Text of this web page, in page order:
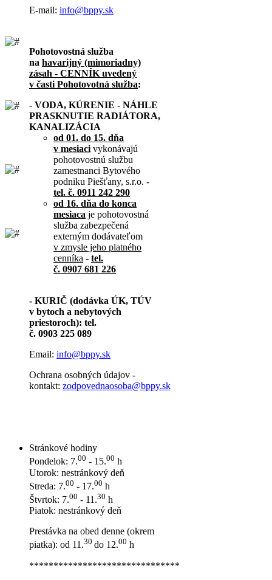
E-mail: info@bppy.sk
Pohotovostná služba
na havarijný (mimoriadny)
zásah - CENNÍK uvedený
v časti Pohotovotná služba:
- VODA, KÚRENIE - NÁHLE
PRASKNUTIE RADIÁTORA,
KANALIZÁCIA
od 01. do 15. dňa
v mesiaci vykonávajú
pohotovostnú službu
zamestnanci Bytového
podniku Piešťany, s.r.o. -
tel. č. 0911 242 290
od 16. dňa do konca
mesiaca je pohotovostná
služba zabezpečená
externým dodávateľom
v zmysle jeho platného
cenníka - tel.
č. 0907 681 226
- KURIČ (dodávka ÚK, TÚV
v bytoch a nebytových
priestoroch): tel.
č. 0903 225 089
Email: info@bppy.sk
Ochrana osobných údajov -
kontakt: zodpovednaosoba@bppy.sk
Stránkové hodiny
Pondelok: 7.00 - 15.00 h
Utorok: nestránkový deň
Streda: 7.00 - 17.00 h
Štvrtok: 7.00 - 11.30 h
Piatok: nestránkový deň
Prestávka na obed denne (okrem
piatka): od 11.30 do 12.00 h
*******************************